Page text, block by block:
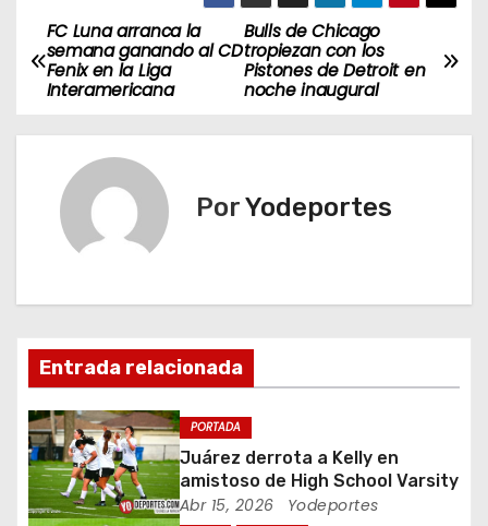
N
a
v
ó
n
d
Bulls de Chicago
tropiezan con los
Pistones de Detroit en
noche inaugural
FC Luna arranca la
semana ganando al CD
Fenix en la Liga
Interamericana
PorYodeportes
Entrada relacionada
PORTADA
Juárez derrota a Kelly en
amistoso de High School Varsity
Abr 15, 2026 Yodeportes